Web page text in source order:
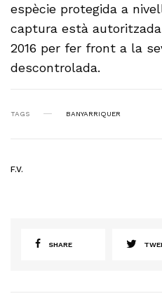
espècie protegida a
captura està
2016 per fer front a la
descontrolada.
TAGS BANYARRIQUER
F.V.
SHARE